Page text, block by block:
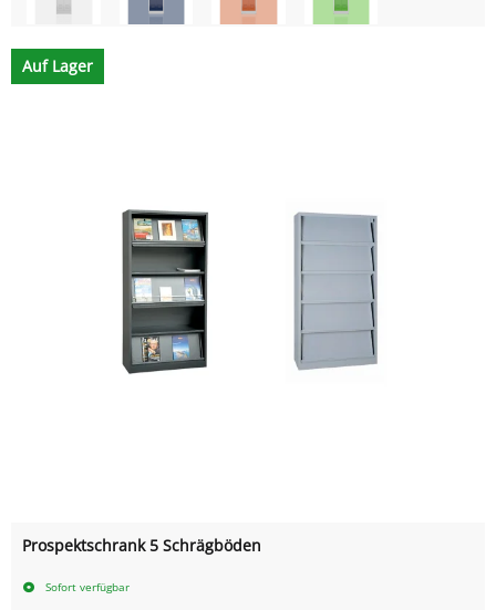
Auf Lager
Prospektschrank 5 Schrägböden
Sofort verfügbar